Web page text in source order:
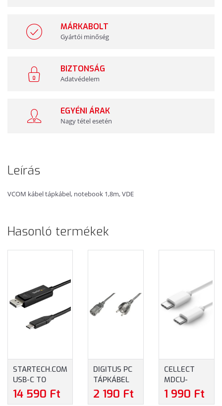
MÁRKABOLT
Gyártói minőség
BIZTONSÁG
Adatvédelem
EGYÉNI ÁRAK
Nagy tétel esetén
Leírás
VCOM kábel tápkábel, notebook 1,8m, VDE
Hasonló termékek
STARTECH.COM
USB-C TO
DISPLAYPORT
1.4 KÁBEL, 8K
14 590 Ft
DIGITUS PC
TÁPKÁBEL
1.8M (AK-
440101-018-
2 190 Ft
CELLECT
MDCU-
TYPEC-
TYPEC-W
1 990 Ft